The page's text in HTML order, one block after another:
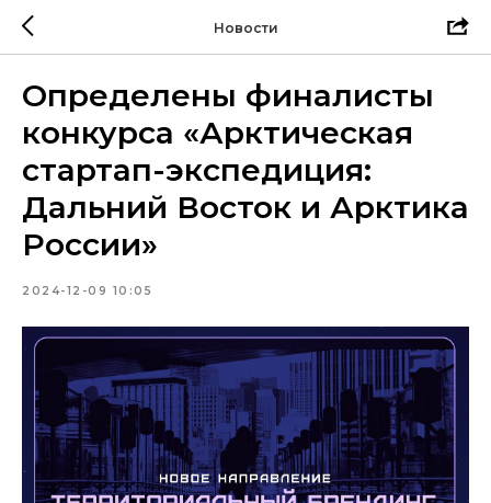
Новости
Определены финалисты
конкурса «Арктическая
стартап-экспедиция:
Дальний Восток и Арктика
России»
2024-12-09 10:05